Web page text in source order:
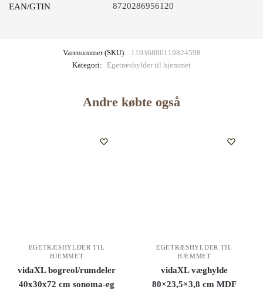
EAN/GTIN 8720286956120
Varenummer (SKU):
11936800119824598
Kategori: Egetræshylder til hjemmet
Andre købte også
EGETRÆSHYLDER TIL
HJEMMET
vidaXL bogreol/rumdeler
40x30x72 cm sonoma-eg
EGETRÆSHYLDER TIL
HJEMMET
vidaXL væghylde
80×23,5×3,8 cm MDF